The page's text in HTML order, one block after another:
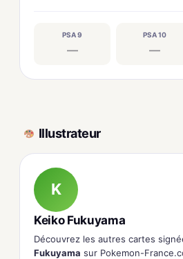
PSA 9
—
PSA 10
—
Illustrateur
K
Keiko Fukuyama
Découvrez les autres cartes
Fukuyama sur Pokemon-